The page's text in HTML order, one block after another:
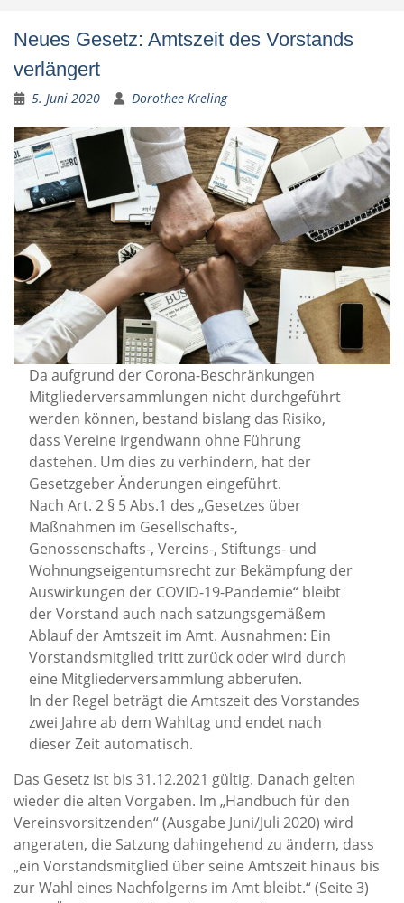
Neues Gesetz: Amtszeit des Vorstands
verlängert
5. Juni 2020 Dorothee Kreling
Da aufgrund der Corona-Beschränkungen
Mitgliederversammlungen nicht durchgeführt
werden können, bestand bislang das Risiko,
dass Vereine irgendwann ohne Führung
dastehen. Um dies zu verhindern, hat der
Gesetzgeber Änderungen eingeführt.
Nach Art. 2 § 5 Abs.1 des „Gesetzes über
Maßnahmen im Gesellschafts-,
Genossenschafts-, Vereins-, Stiftungs- und
Wohnungseigentumsrecht zur Bekämpfung der
Auswirkungen der COVID-19-Pandemie“ bleibt
der Vorstand auch nach satzungsgemäßem
Ablauf der Amtszeit im Amt. Ausnahmen: Ein
Vorstandsmitglied tritt zurück oder wird durch
eine Mitgliederversammlung abberufen.
In der Regel beträgt die Amtszeit des Vorstandes
zwei Jahre ab dem Wahltag und endet nach
dieser Zeit automatisch.
Das Gesetz ist bis 31.12.2021 gültig. Danach gelten
wieder die alten Vorgaben. Im „Handbuch für den
Vereinsvorsitzenden“ (Ausgabe Juni/Juli 2020) wird
angeraten, die Satzung dahingehend zu ändern, dass
„ein Vorstandsmitglied über seine Amtszeit hinaus bis
zur Wahl eines Nachfolgerns im Amt bleibt.“ (Seite 3)